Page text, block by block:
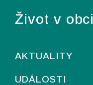
Život v obci
AKTUALITY
UDÁLOSTI